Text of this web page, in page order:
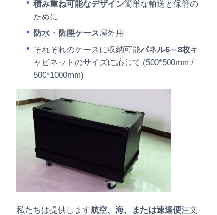
積み重ね可能なデザイン簡単な輸送と保管の
ために
防水・防塵ケース屋外用
それぞれのケースに収納可能パネル6～8枚キ
ャビネットのサイズに応じて (500*500mm /
500*1000mm)
私たちは提供します航空、海、または速達便注文